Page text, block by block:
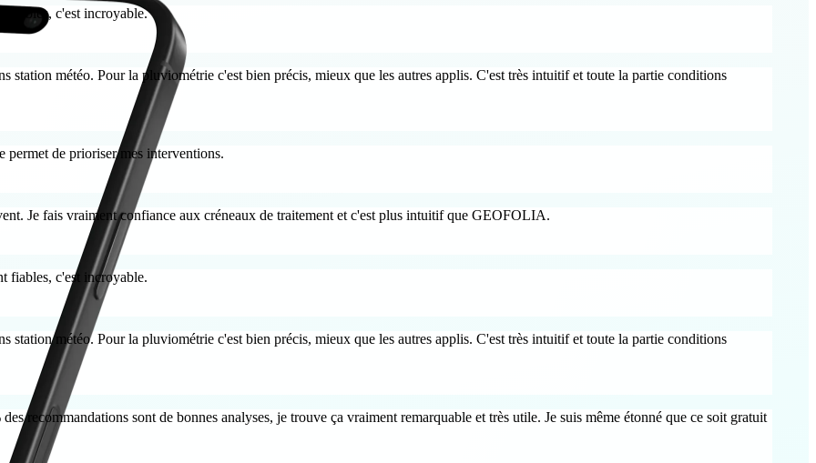
fiables, c'est incroyable.
station météo. Pour la pluviométrie c'est bien précis, mieux que les autres applis. C'est très intuitif et toute la partie conditions
permet de prioriser mes interventions.
Je fais vraiment confiance aux créneaux de traitement et c'est plus intuitif que GEOFOLIA.
fiables, c'est incroyable.
station météo. Pour la pluviométrie c'est bien précis, mieux que les autres applis. C'est très intuitif et toute la partie conditions
recommandations sont de bonnes analyses, je trouve ça vraiment remarquable et très utile. Je suis même étonné que ce soit gratuit